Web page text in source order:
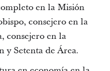
en la Misión
consejero en la
consejero en la
y Setenta de Área.